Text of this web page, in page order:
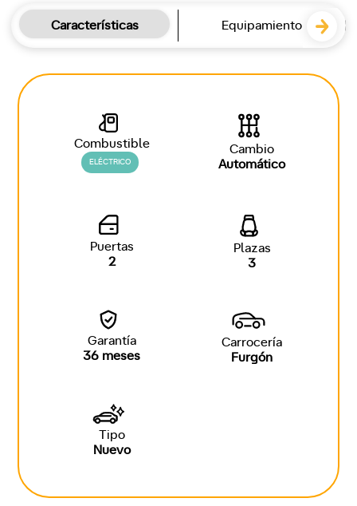
Características Equipamiento
Combustible
ELÉCTRICO
Cambio
Automático
Puertas
2
Plazas
3
Garantía
36 meses
Carrocería
Furgón
Tipo
Nuevo